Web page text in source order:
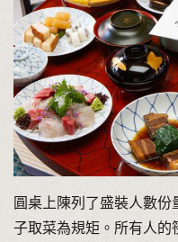
圓桌上陳列了盛裝人數
子取菜為規矩。所有人的